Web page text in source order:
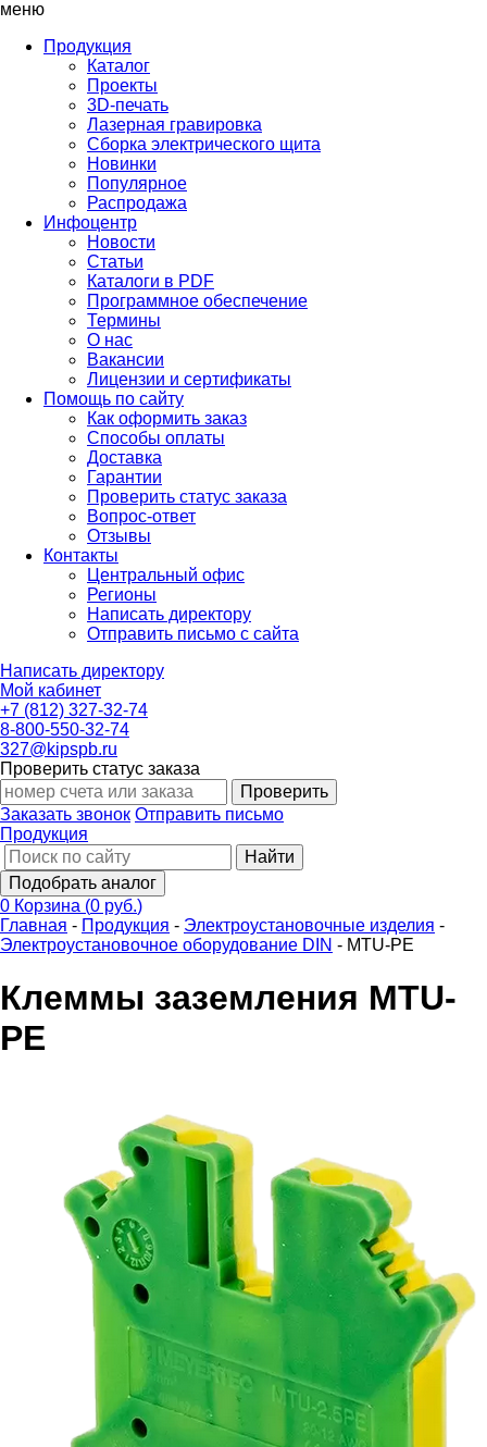
меню
Продукция
Каталог
Проекты
3D-печать
Лазерная гравировка
Сборка электрического щита
Новинки
Популярное
Распродажа
Инфоцентр
Новости
Статьи
Каталоги в PDF
Программное обеспечение
Термины
О нас
Вакансии
Лицензии и сертификаты
Помощь по сайту
Как оформить заказ
Способы оплаты
Доставка
Гарантии
Проверить статус заказа
Вопрос-ответ
Отзывы
Контакты
Центральный офис
Регионы
Написать директору
Отправить письмо с сайта
Написать директору
Мой кабинет
+7 (812) 327-32-74
8-800-550-32-74
327@kipspb.ru
Проверить статус заказа
Проверить
Заказать звонок Отправить письмо
Продукция
Найти
Подобрать аналог
0 Корзина (0 руб.)
Главная - Продукция - Электроустановочные изделия -
Электроустановочное оборудование DIN - MTU-PE
Клеммы заземления MTU-
PE